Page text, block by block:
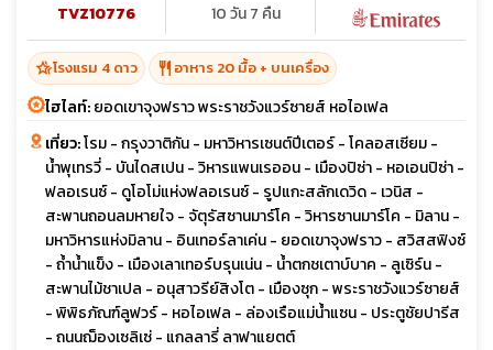
TVZ10776
10 วัน 7 คืน
hotel_classโรงแรม 4 ดาว restaurant อาหาร 20 มื้อ + บนเครื่อง
ไฮไลท์:ยอดเขาจุงฟราว พระราชวังแวร์ซายส์ หอไอเฟล
เที่ยว:โรม - กรุงวาติกัน - มหาวิหารเซนต์ปีเตอร์ - โคลอสเซียม -
น้ำพุเทรวี่ - บันไดสเปน - วิหารแพนเรออน - เมืองปิซ่า - หอเอนปิซ่า -
ฟลอเรนซ์ - ดูโอโม่แห่งฟลอเรนซ์ - รูปแกะสลักเดวิด - เวนิส -
สะพานถอนลมหายใจ - จัตุรัสซานมาร์โค - วิหารซานมาร์โค - มิลาน -
มหาวิหารแห่งมิลาน - อินเทอร์ลาเค่น - ยอดเขาจุงฟราว - สวิสสฟิงซ์
- ถ้ำน้ำแข็ง - เมืองเลาเทอร์บรุนเน่น - น้ำตกชเตาบ์บาค - ลูเซิร์น -
สะพานไม้ชาเปล - อนุสาวรีย์สิงโต - เมืองซุก - พระราชวังแวร์ซายส์
- พิพิธภัณฑ์ลูฟวร์ - หอไอเฟล - ล่องเรือแม่น้ำแซน - ประตูชัยปารีส
- ถนนฌ็องเซลิเซ่ - แกลลารี่ ลาฟาแยตต์